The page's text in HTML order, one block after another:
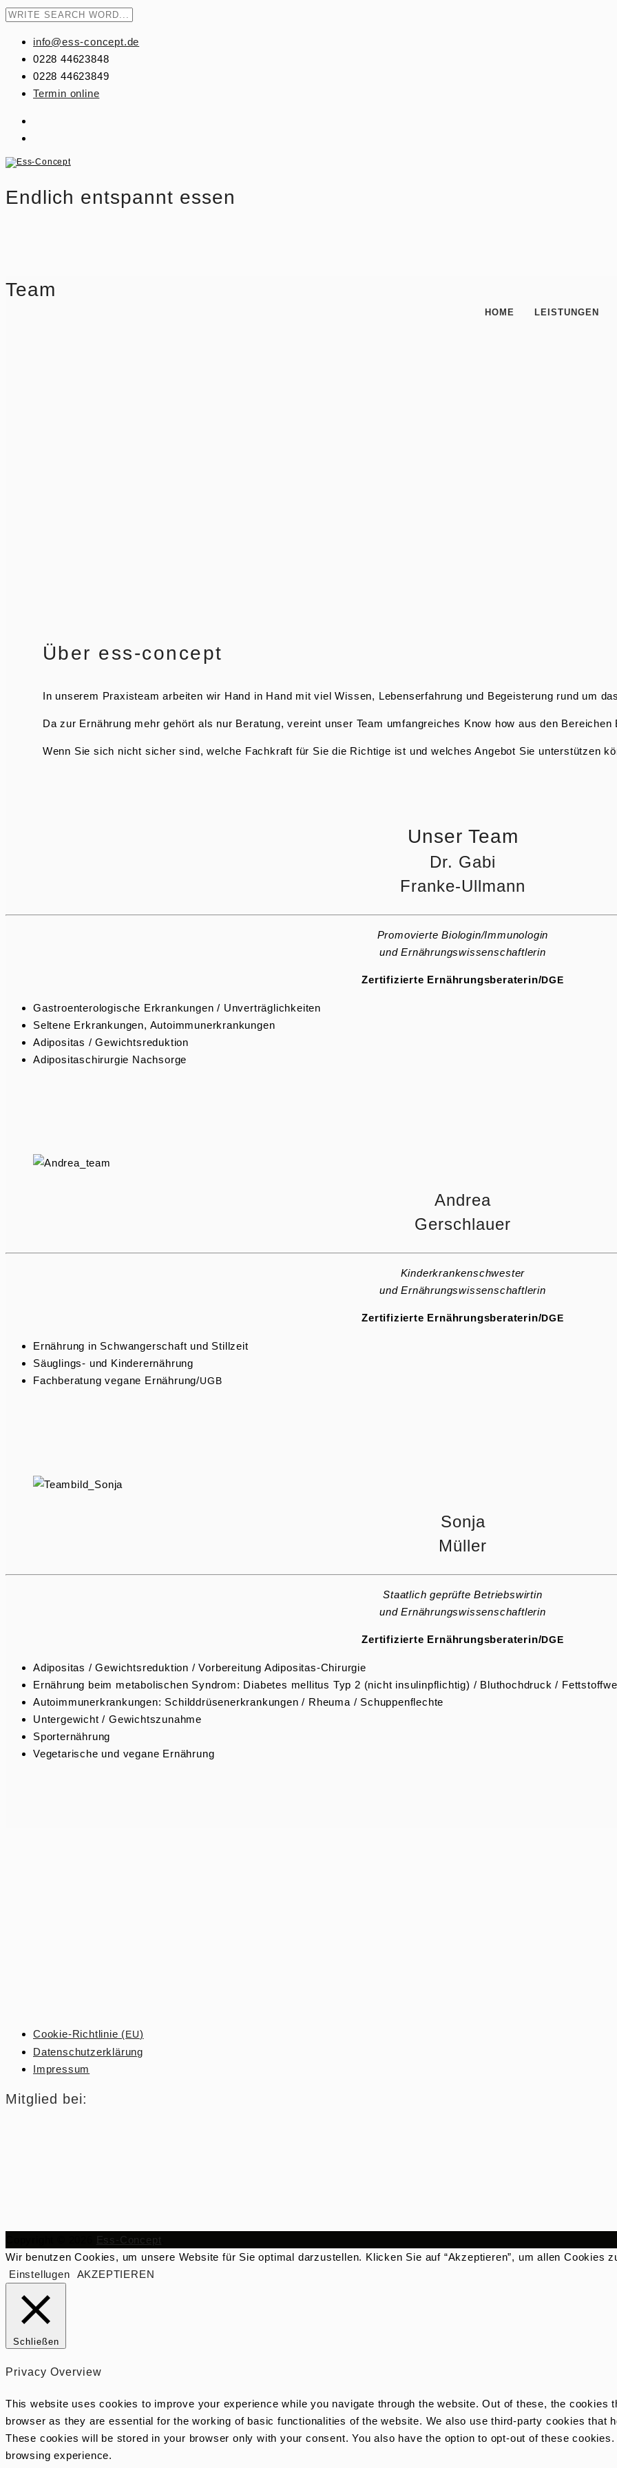
info@ess-concept.de
0228 44623848
0228 44623849
Termin online
Endlich entspannt essen
HOME LEISTUNGEN
Team
Über ess-concept
In unserem Praxisteam arbeiten wir Hand in Hand mit viel Wissen, Lebens­er­fahrung und Begeis­terung rund um
Da zur Ernährung mehr gehört als nur Beratung, vereint unser Team umfang­reiches Know how aus den
Wenn Sie sich nicht sicher sind, welche Fachkraft für Sie die Richtige ist und welches Angebot Sie unter­stützen
Unser Team
Dr. Gabi
Franke-Ullmann
Promo­vierte Biologin/Immunologin
und Ernäh­rungs­wis­sen­schaft­lerin
Zerti­fi­zierte Ernährungsberaterin/DGE
Gastro­en­te­ro­lo­gische Erkran­kungen / Unverträglichkeiten
Seltene Erkran­kungen, Autoimmunerkrankungen
Adipo­sitas / Gewichtsreduktion
Adipo­si­tas­chir­urgie Nachsorge
Andrea
Gerschlauer
Kinder­kran­ken­schwester
und Ernäh­rungs­wis­sen­schaft­lerin
Zerti­fi­zierte Ernährungsberaterin/DGE
Ernährung in Schwan­ger­schaft und Stillzeit
Säuglings- und Kinderernährung
Fachbe­ratung vegane Ernährung/UGB
Sonja
Müller
Staatlich geprüfte Betriebswirtin
und Ernäh­rungs­wis­sen­schaft­lerin
Zerti­fi­zierte Ernährungsberaterin/DGE
Adipo­sitas / Gewichts­re­duktion / Vorbe­reitung Adipositas-Chirurgie
Ernährung beim metabo­li­schen Syndrom: Diabetes mellitus Typ 2 (nicht insulin­pflichtig) / Bluthoch­druck /
Autoim­mun­erkran­kungen: Schild­drü­sen­er­kran­kungen / Rheuma / Schuppenflechte
Unter­ge­wicht / Gewichtszunahme
Sport­er­nährung
Vegeta­rische und vegane Ernährung
Cookie-Richt­­linie (EU)
Daten­schutz­er­klärung
Impressum
Mitglied bei:
Ess-Concept
Wir benutzen Cookies, um unsere Website für Sie optimal darzustellen. Klicken Sie auf “Akzeptieren”, um allen Cookies
Einstellugen
AKZEPTIEREN
Schließen
Privacy Overview
This website uses cookies to improve your experience while you navigate through the website. Out of these, the cookies
browser as they are essential for the working of basic functionalities of the website. We also use third-party cookies that
These cookies will be stored in your browser only with your consent. You also have the option to opt-out of these
browsing experience.